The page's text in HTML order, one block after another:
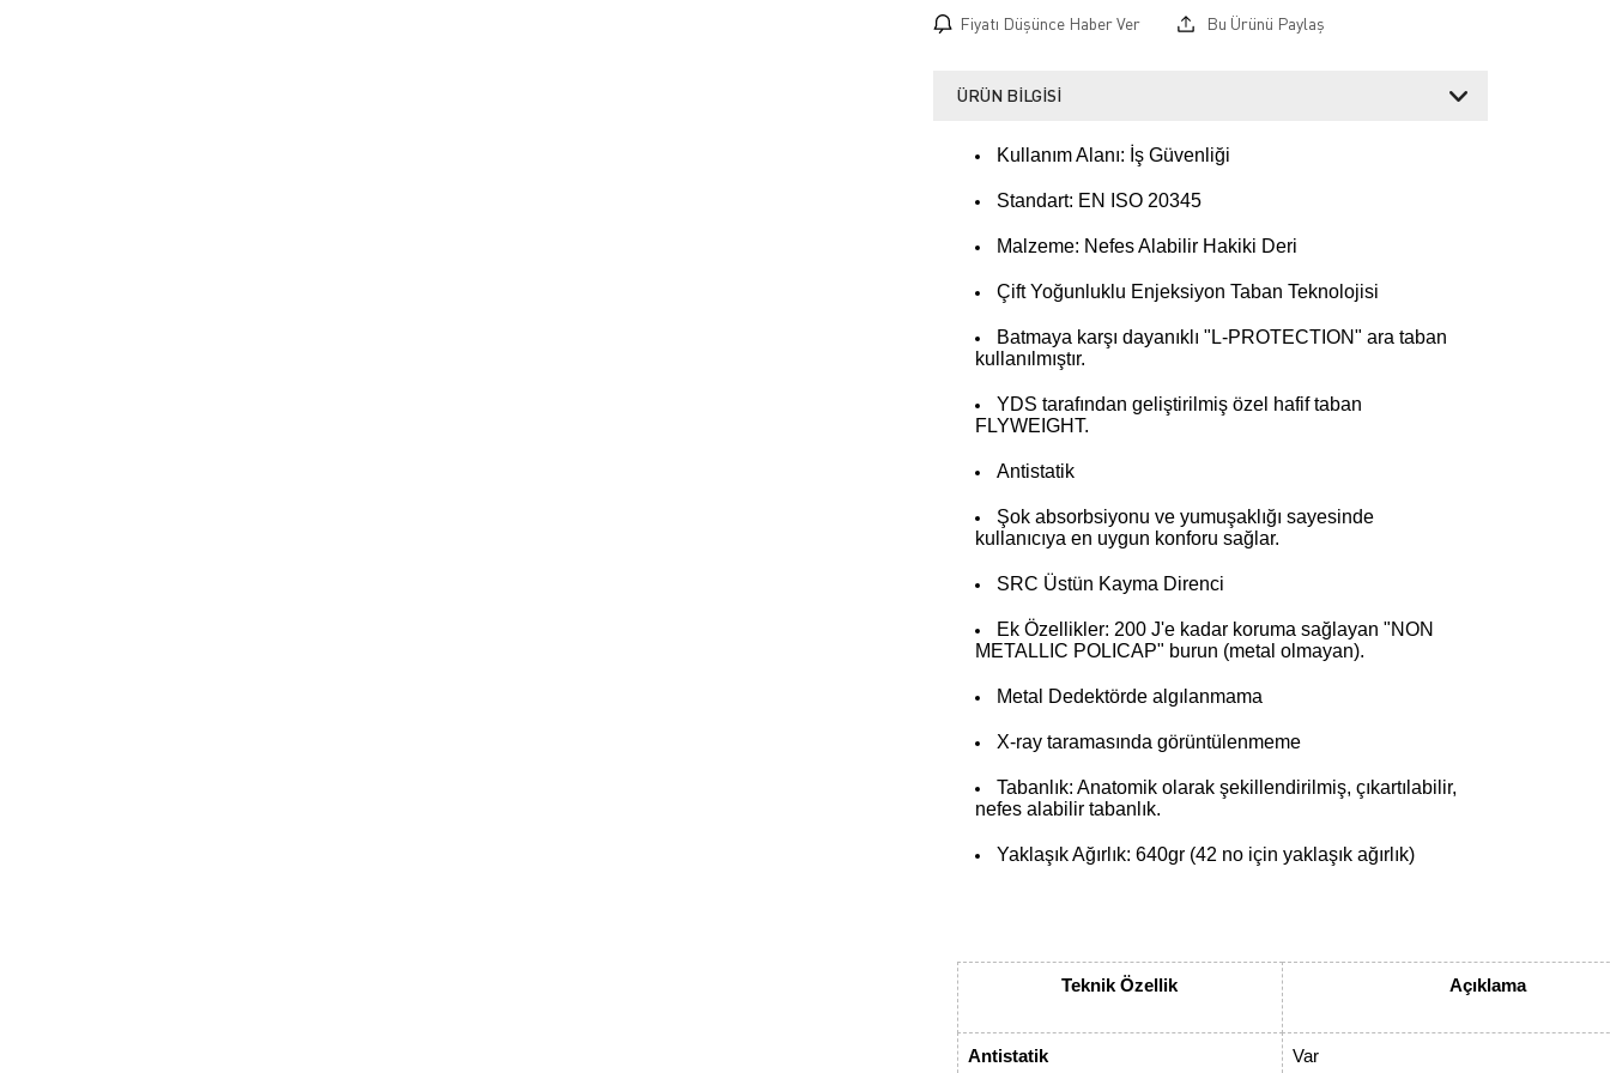
Fiyatı Düşünce Haber Ver Bu Ürünü Paylaş
ÜRÜN BILGISI
Kullanım Alanı: İş Güvenliği
Standart: EN ISO 20345
Malzeme: Nefes Alabilir Hakiki Deri
Çift Yoğunluklu Enjeksiyon Taban Teknolojisi
Batmaya karşı dayanıklı "L-PROTECTION" ara taban
kullanılmıştır.
YDS tarafından geliştirilmiş özel hafif taban
FLYWEIGHT.
Antistatik
Şok absorbsiyonu ve yumuşaklığı sayesinde
kullanıcıya en uygun konforu sağlar.
SRC Üstün Kayma Direnci
Ek Özellikler: 200 J'e kadar koruma sağlayan "NON
METALLIC POLICAP" burun (metal olmayan).
Metal Dedektörde algılanmama
X-ray taramasında görüntülenmeme
Tabanlık: Anatomik olarak şekillendirilmiş, çıkartılabilir,
nefes alabilir tabanlık.
Yaklaşık Ağırlık: 640gr (42 no için yaklaşık ağırlık)
Teknik Özellik Açıklama
Antistatik Var